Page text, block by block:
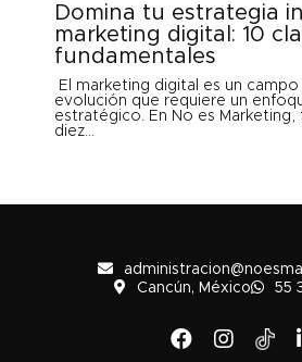
Domina tu estrategia
marketing digital: 10
fundamentales
El marketing digital es un
evolución que requiere un
estratégico. En No es
diez...
Cancún, México
55